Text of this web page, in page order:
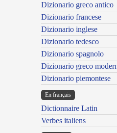
Dizionario greco antico
Dizionario francese
Dizionario inglese
Dizionario tedesco
Dizionario spagnolo
Dizionario greco
Dizionario piemontese
En français
Dictionnaire Latin
Verbes italiens